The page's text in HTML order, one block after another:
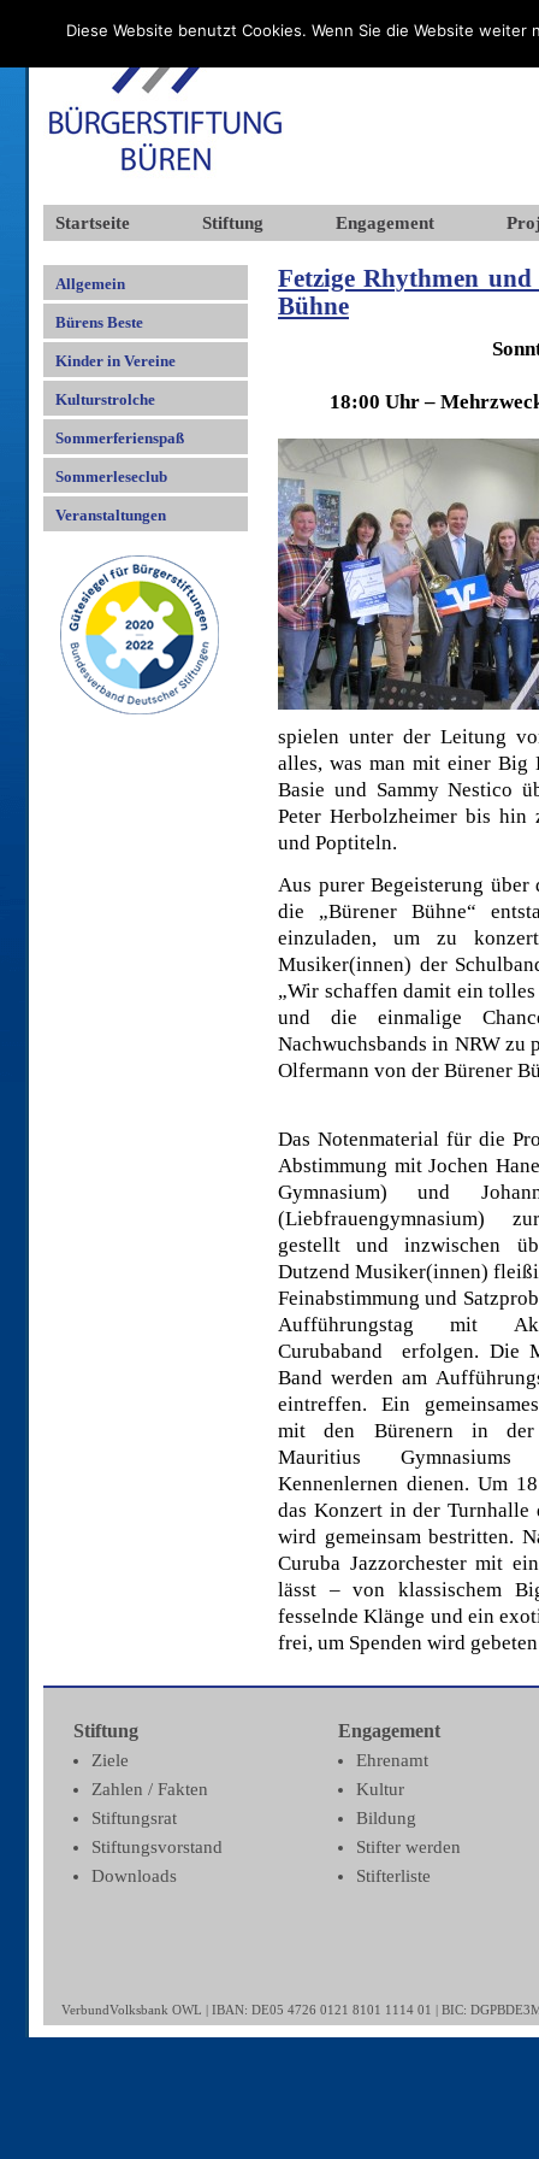
Startseite Stiftung Engagement
Allgemein
Bürens Beste
Kinder in Vereine
Kulturstrolche
Sommerferienspaß
Sommerleseclub
Veranstaltungen
Fetzige Rhythmen
Bühne
18:00 Uhr –
spielen unter der Leitung
alles, was man mit einer Big
Basie und Sammy Nestico
Peter Herbolzheimer bis
und Poptiteln.
Aus purer Begeisterung
die „Bürener Bühne“
einzuladen, um zu
Musiker(innen) der
„Wir schaffen damit ein
und die einmalige
Nachwuchsbands in NRW zu
Olfermann von der Bürener
Das Notenmaterial für die
Abstimmung mit Jochen
Gymnasium) und
(Liebfrauengymnasium)
gestellt und inzwischen
Dutzend Musiker(innen)
Feinabstimmung und
Aufführungstag mit
Curubaband erfolgen. Die
Band werden am
eintreffen. Ein
mit den Bürenern in der
Mauritius
Kennenlernen dienen. Um
das Konzert in der Turnhalle
wird gemeinsam bestritten.
Curuba Jazzorchester mit
lässt – von klassischem
fesselnde Klänge und ein
frei, um Spenden wird
Stiftung
Ziele
Zahlen / Fakten
Stiftungsrat
Stiftungsvorstand
Downloads
Engagement
Ehrenamt
Kultur
Bildung
Stifter werden
Stifterliste
VerbundVolksbank OWL | IBAN: DE05 4726 0121 8101 1114 01 | BIC:
Diese Website benutzt Cookies. Wenn Sie die Website